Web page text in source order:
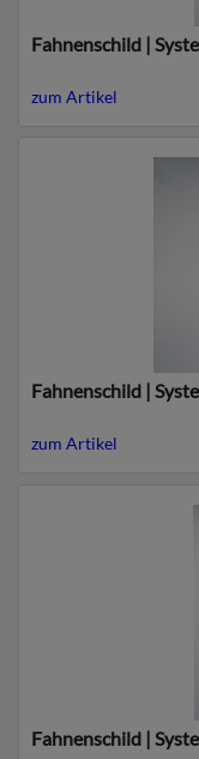
Fahnenschild |
zum Artikel
Fahnenschild |
zum Artikel
Fahnenschild |